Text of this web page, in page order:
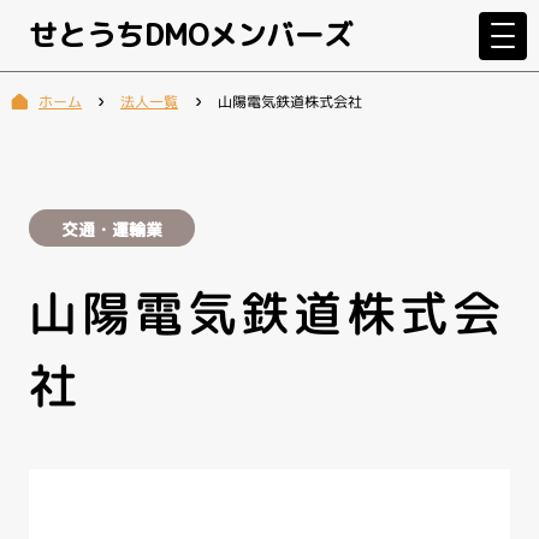
せとうちDMOメンバーズ
ホーム 法人一覧 山陽電気鉄道株式会社
交通・運輸業
山陽電気鉄道株式会
社